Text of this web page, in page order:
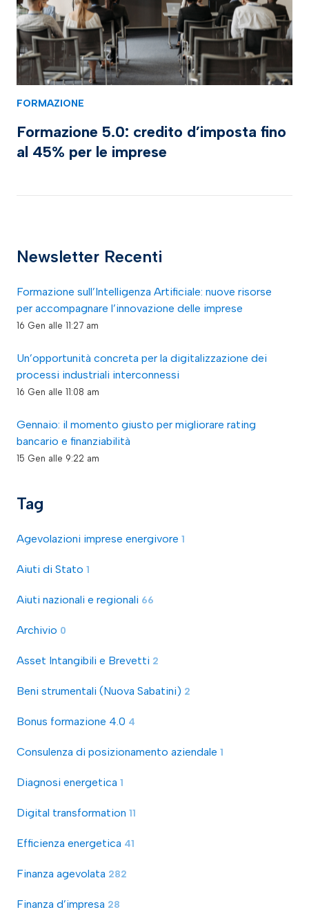
FORMAZIONE
Formazione 5.0: credito d’imposta fino
al 45% per le imprese
Newsletter Recenti
Formazione sull’Intelligenza Artificiale: nuove risorse
per accompagnare l’innovazione delle imprese
16 Gen alle 11:27 am
Un’opportunità concreta per la digitalizzazione dei
processi industriali interconnessi
16 Gen alle 11:08 am
Gennaio: il momento giusto per migliorare rating
bancario e finanziabilità
15 Gen alle 9:22 am
Tag
Agevolazioni imprese energivore 1
Aiuti di Stato 1
Aiuti nazionali e regionali 66
Archivio 0
Asset Intangibili e Brevetti 2
Beni strumentali (Nuova Sabatini) 2
Bonus formazione 4.0 4
Consulenza di posizionamento aziendale 1
Diagnosi energetica 1
Digital transformation 11
Efficienza energetica 41
Finanza agevolata 282
Finanza d’impresa 28